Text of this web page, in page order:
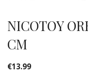
NICOTOY
CM
€13.99